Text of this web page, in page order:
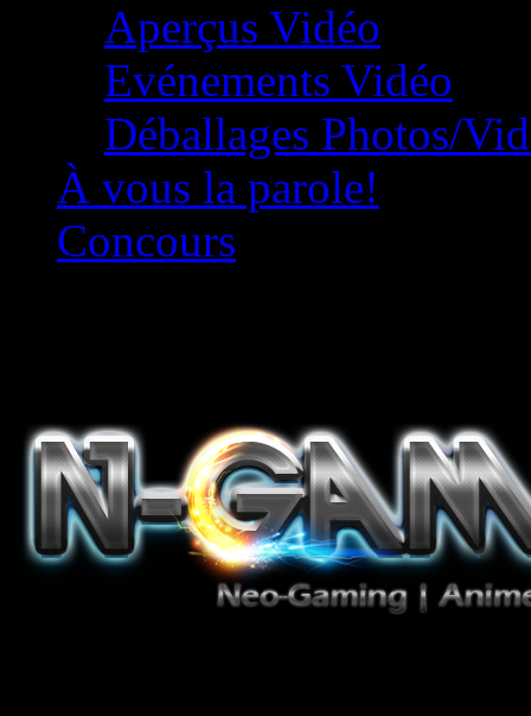
Aperçus Vidéo
Evénements Vidéo
Déballages Photos/
À vous la parole!
Concours